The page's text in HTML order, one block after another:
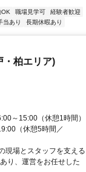
OK 職場見学可
経験者歓迎
当あり 長期休暇あり
・柏エリア)
～15:00（休憩1時間）
（休憩5時間／
現場とスタッフを支える
り、運営をお任せした